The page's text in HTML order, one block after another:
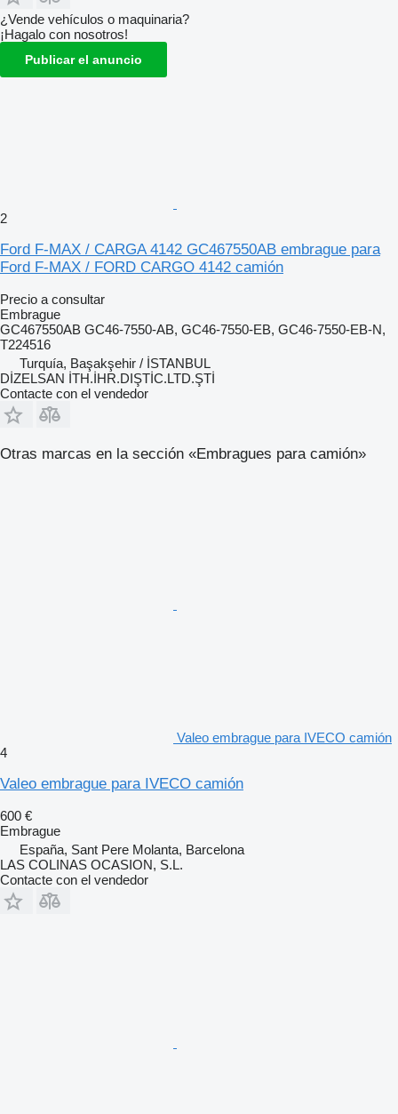
¿Vende vehículos o maquinaria?
¡Hagalo con nosotros!
Publicar el anuncio
2
Ford F-MAX / CARGA 4142 GC467550AB embrague para
Ford F-MAX / FORD CARGO 4142 camión
Precio a consultar
Embrague
GC467550AB GC46-7550-AB, GC46-7550-EB, GC46-7550-EB-N,
T224516
Turquía, Başakşehir / İSTANBUL
DİZELSAN İTH.İHR.DIŞTİC.LTD.ŞTİ
Contacte con el vendedor
Otras marcas en la sección «Embragues para camión»
Valeo embrague para IVECO camión
4
Valeo embrague para IVECO camión
600 €
Embrague
España, Sant Pere Molanta, Barcelona
LAS COLINAS OCASION, S.L.
Contacte con el vendedor